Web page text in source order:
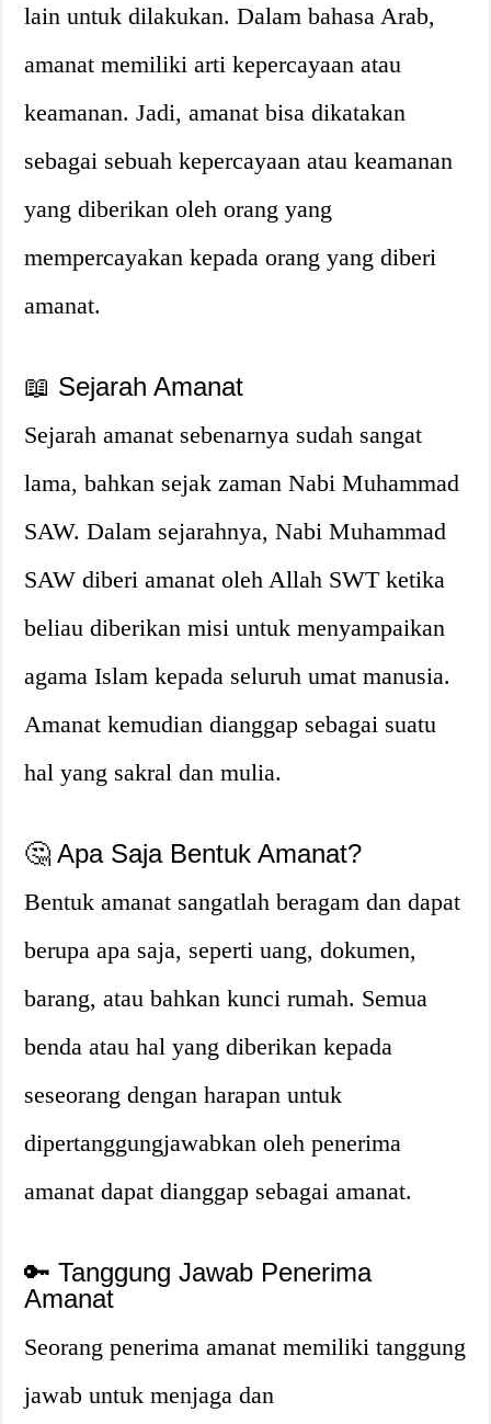
lain untuk dilakukan. Dalam bahasa Arab,
amanat memiliki arti kepercayaan atau
keamanan. Jadi, amanat bisa dikatakan
sebagai sebuah kepercayaan atau keamanan
yang diberikan oleh orang yang
mempercayakan kepada orang yang diberi
amanat.
📖 Sejarah Amanat
Sejarah amanat sebenarnya sudah sangat
lama, bahkan sejak zaman Nabi Muhammad
SAW. Dalam sejarahnya, Nabi Muhammad
SAW diberi amanat oleh Allah SWT ketika
beliau diberikan misi untuk menyampaikan
agama Islam kepada seluruh umat manusia.
Amanat kemudian dianggap sebagai suatu
hal yang sakral dan mulia.
🤔 Apa Saja Bentuk Amanat?
Bentuk amanat sangatlah beragam dan dapat
berupa apa saja, seperti uang, dokumen,
barang, atau bahkan kunci rumah. Semua
benda atau hal yang diberikan kepada
seseorang dengan harapan untuk
dipertanggungjawabkan oleh penerima
amanat dapat dianggap sebagai amanat.
🔑 Tanggung Jawab Penerima
Amanat
Seorang penerima amanat memiliki tanggung
jawab untuk menjaga dan